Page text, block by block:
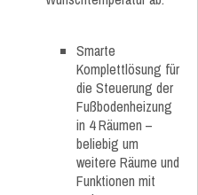
Smarte
Komplettlösung für
die Steuerung der
Fußbodenheizung
in 4 Räumen –
beliebig um
weitere Räume und
Funktionen mit